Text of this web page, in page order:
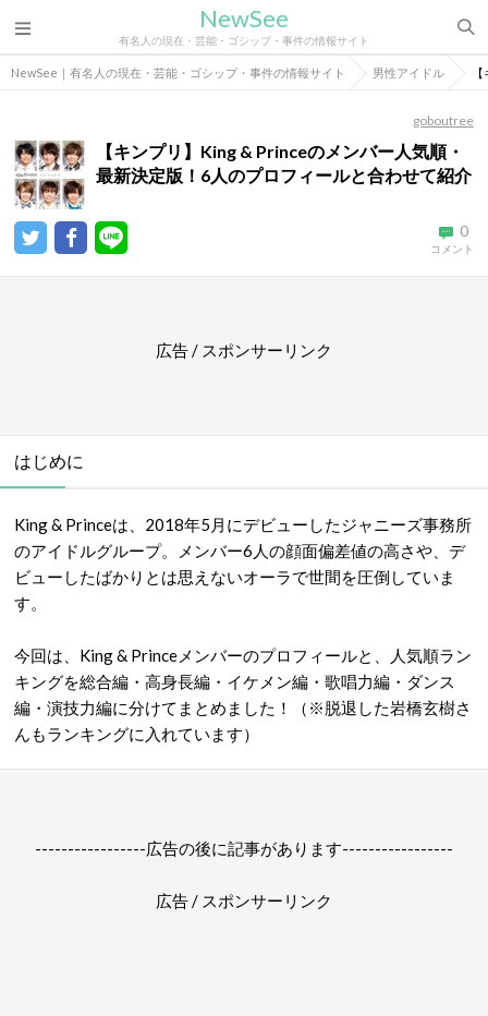
NewSee
有名人の現在・芸能・ゴシップ・事件の情報サイト
NewSee｜有名人の現在・芸能・ゴシップ・事件の情報サイト 男性アイドル
goboutree
【キンプリ】King & Princeのメンバー人気順・
最新決定版！6人のプロフィールと合わせて紹介
0
コメント
広告 / スポンサーリンク
はじめに
King & Princeは、2018年5月にデビューしたジャニーズ事務所
のアイドルグループ。メンバー6人の顔面偏差値の高さや、デ
ビューしたばかりとは思えないオーラで世間を圧倒していま
す。
今回は、King & Princeメンバーのプロフィールと、人気順ラン
キングを総合編・高身長編・イケメン編・歌唱力編・ダンス
編・演技力編に分けてまとめました！（※脱退した岩橋玄樹さ
んもランキングに入れています）
-----------------広告の後に記事があります-----------------
広告 / スポンサーリンク